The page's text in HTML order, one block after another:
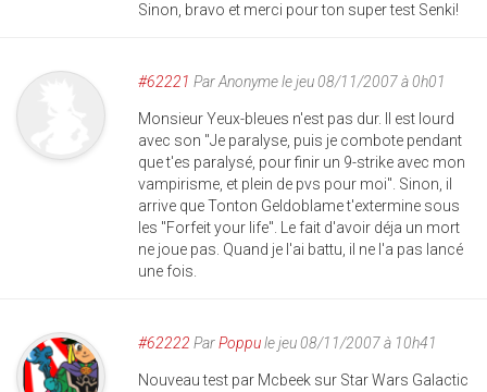
Sinon, bravo et merci pour ton super test Senki!
#62221 ParAnonymele jeu 08/11/2007 à 0h01
Monsieur Yeux-bleues n'est pas dur. Il est lourd
avec son "Je paralyse, puis je combote pendant
que t'es paralysé, pour finir un 9-strike avec mon
vampirisme, et plein de pvs pour moi". Sinon, il
arrive que Tonton Geldoblame t'extermine sous
les "Forfeit your life". Le fait d'avoir déja un mort
ne joue pas. Quand je l'ai battu, il ne l'a pas lancé
une fois.
#62222 ParPoppule jeu 08/11/2007 à 10h41
Nouveau test par Mcbeek sur Star Wars Galactic